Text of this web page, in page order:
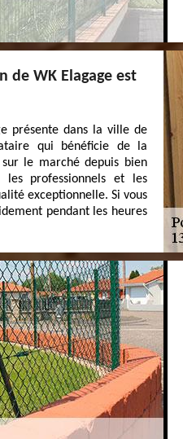
de WK Elagage est
présente dans la ville de
qui bénéficie de la
le marché depuis bien
les professionnels et les
exceptionnelle. Si vous
pendant les heures